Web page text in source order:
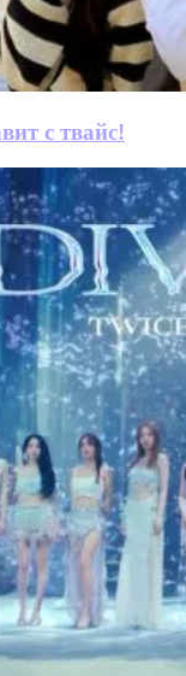
с твайс!